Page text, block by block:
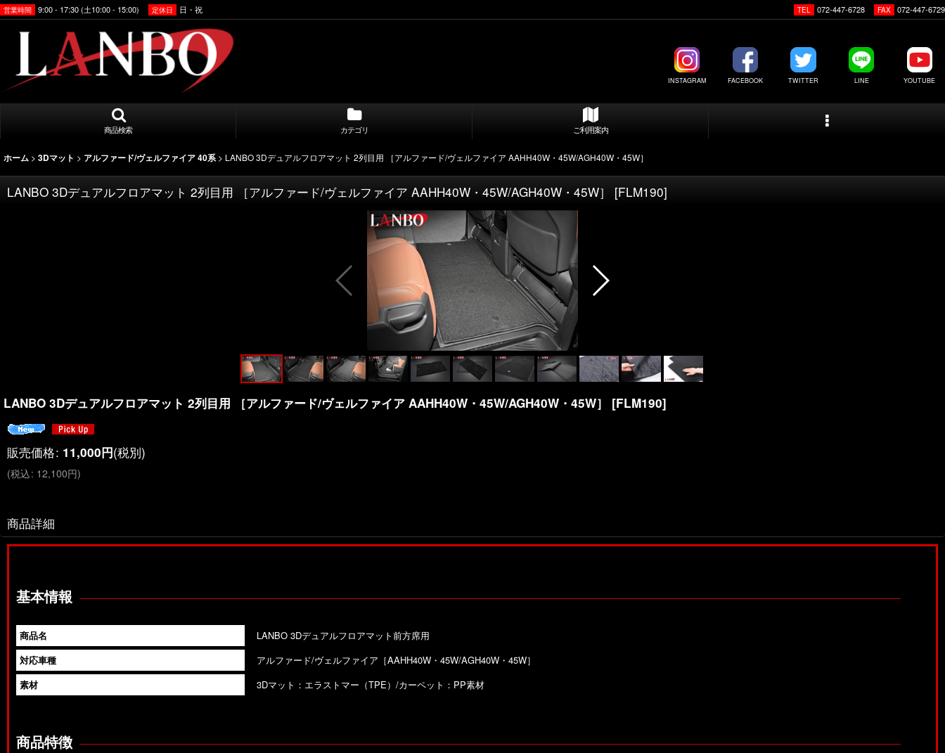
営業時間 9:00 - 17:30 (土10:00 - 15:00) 定休日 日・祝 TEL 072-447-6728 FAX 072-447-6729
INSTAGRAM FACEBOOK TWITTER LINE YOUTUBE
商品検索 カテゴリ ご利用案内
ホーム > 3Dマット > アルファード/ヴェルファイア 40系 > LANBO 3Dデュアルフロアマット 2列目用 ［アルファード/ヴェルファイア AAHH40W・45W/AGH40W・45W］
LANBO 3Dデュアルフロアマット 2列目用 ［アルファード/ヴェルファイア AAHH40W・45W/AGH40W・45W］ [FLM190]
LANBO 3Dデュアルフロアマット 2列目用 ［アルファード/ヴェルファイア AAHH40W・45W/AGH40W・45W］ [FLM190]
販売価格: 11,000円(税別)
(税込: 12,100円)
商品詳細
基本情報
商品名
LANBO 3Dデュアルフロアマット前方席用
対応車種
アルファード/ヴェルファイア［AAHH40W・45W/AGH40W・45W］
素材
3Dマット：エラストマー（TPE）/カーペット：PP素材
商品特徴